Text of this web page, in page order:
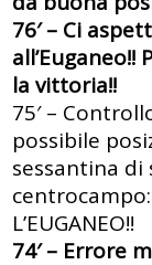
76′ – Ci
all’Euganeo!!
la vittoria!!
75′ –
possibile
sessantina di
centrocampo:
L’EUGANEO!!
74′ – Errore